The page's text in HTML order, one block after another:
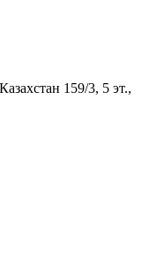
159/3, 5 эт.,